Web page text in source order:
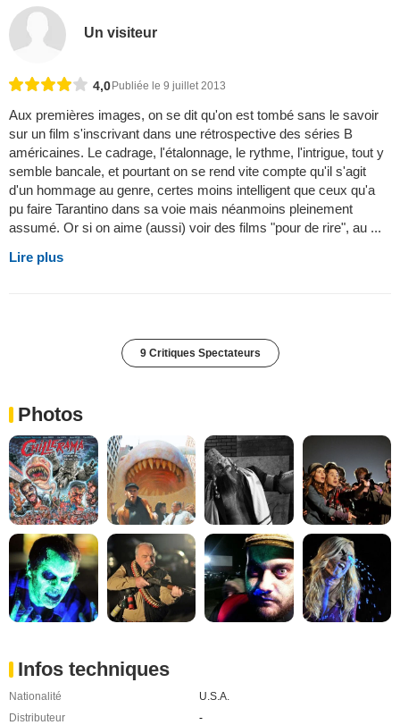
Un visiteur
4,0 Publiée le 9 juillet 2013
Aux premières images, on se dit qu'on est tombé sans le savoir
sur un film s'inscrivant dans une rétrospective des séries B
américaines. Le cadrage, l'étalonnage, le rythme, l'intrigue, tout y
semble bancale, et pourtant on se rend vite compte qu'il s'agit
d'un hommage au genre, certes moins intelligent que ceux qu'a
pu faire Tarantino dans sa voie mais néanmoins pleinement
assumé. Or si on aime (aussi) voir des films "pour de rire", au ...
Lire plus
9 Critiques Spectateurs
Photos
Infos techniques
Nationalité
U.S.A.
Distributeur
-